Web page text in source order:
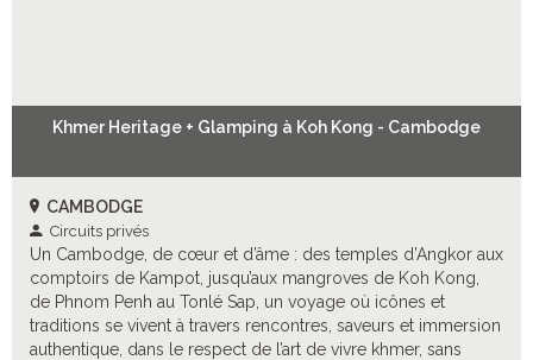
Khmer Heritage + Glamping à Koh Kong - Cambodge
CAMBODGE
Circuits privés
Un Cambodge, de cœur et d’âme : des temples d’Angkor aux
comptoirs de Kampot, jusqu’aux mangroves de Koh Kong,
de Phnom Penh au Tonlé Sap, un voyage où icônes et
traditions se vivent à travers rencontres, saveurs et immersion
authentique, dans le respect de l’art de vivre khmer, sans